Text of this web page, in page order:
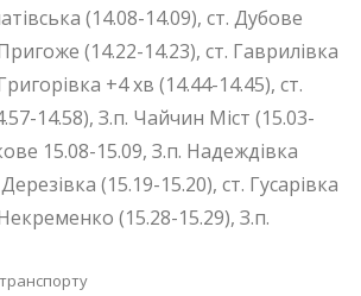
(14.08-14.09), ст. Дубове
(14.22-14.23), ст. Гаврилiвка
+4 хв (14.44-14.45), ст.
14.58), З.п. Чайчин Міст (15.03-
15.08-15.09, З.п. Надеждівка
(15.19-15.20), ст. Гусарiвка
(15.28-15.29), З.п.